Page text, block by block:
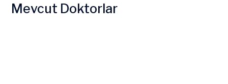
Mevcut Doktorlar